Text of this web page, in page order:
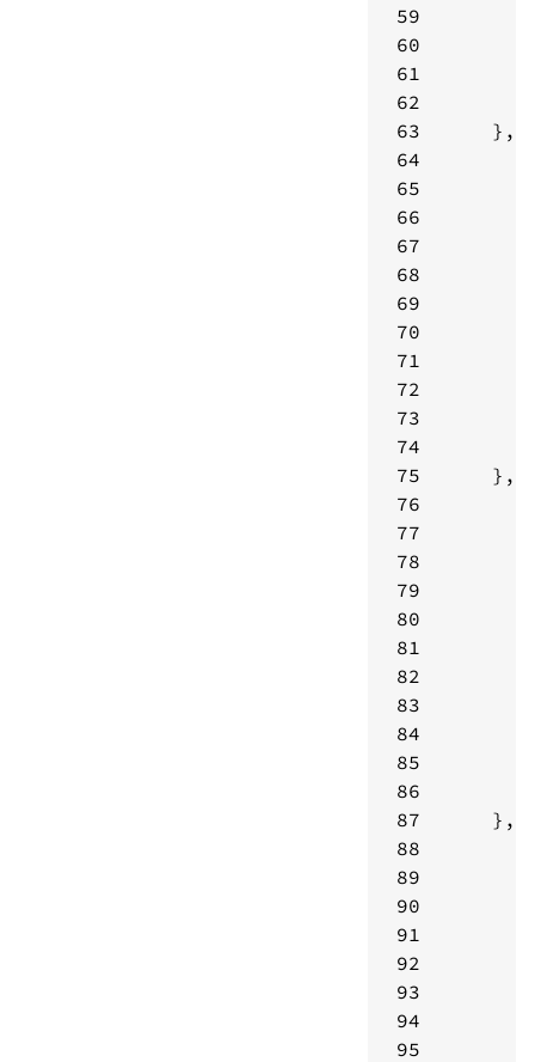
59
60
61
62
63
64
65
66
67
68
69
70
71
72
73
74
75
76
77
78
79
80
81
82
83
84
85
86
87
88
89
90
91
92
93
94
95